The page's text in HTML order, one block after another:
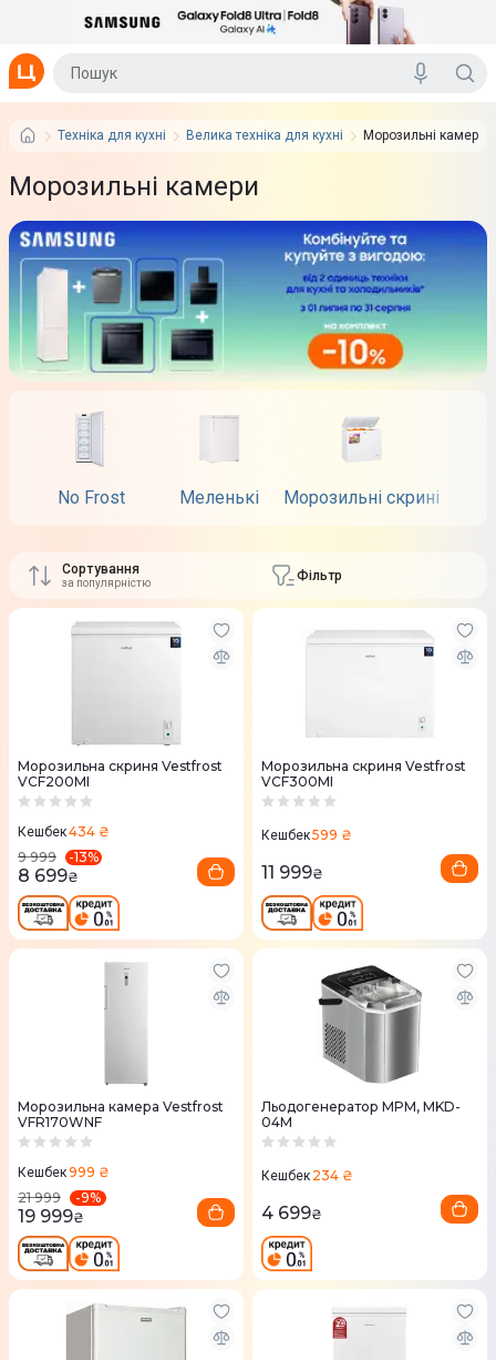
Техніка для кухні Велика техніка для кухні Морозильні камери
Морозильні камери
No Frost Меленькі Морозильні скрині
Сортування
за популярністю Фільтр
Морозильна скриня Vestfrost
VCF200MI
Кешбек434 ₴
9 999
-13%
8 699₴
Морозильна скриня Vestfrost
VCF300MI
Кешбек599 ₴
11 999₴
Морозильна камера Vestfrost
VFR170WNF
Кешбек999 ₴
21 999
-9%
19 999₴
Льодогенератор MPM, MKD-
04M
Кешбек 234 ₴
4 699₴